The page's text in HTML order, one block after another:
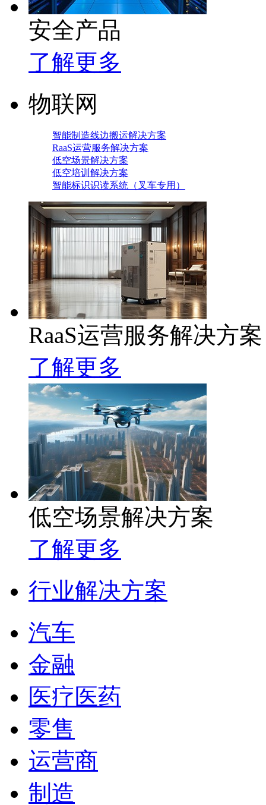
安全产品
了解更多
物联网
智能制造线边搬运解决方案
RaaS运营服务解决方案
低空场景解决方案
低空培训解决方案
智能标识识读系统（叉车专用）
RaaS运营服务解决方案
了解更多
低空场景解决方案
了解更多
行业解决方案
汽车
金融
医疗医药
零售
运营商
制造